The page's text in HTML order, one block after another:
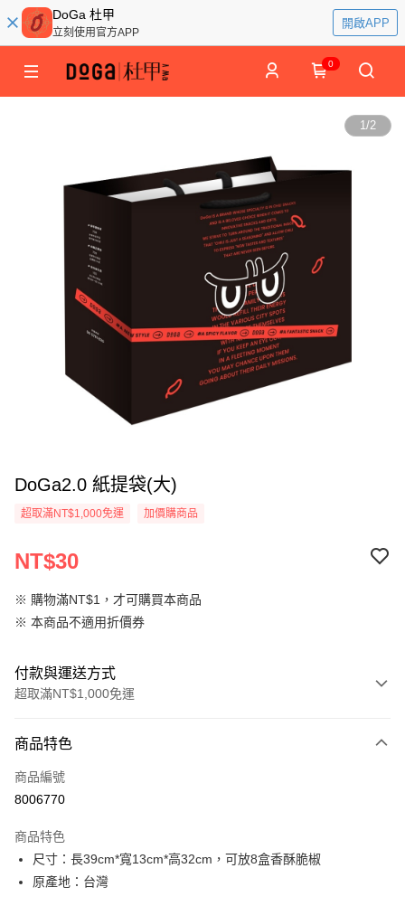
DoGa 杜甲
立刻使用官方APP
開啟APP
0
1/2
DoGa2.0 紙提袋(大)
超取滿NT$1,000免運 加價購商品
NT$30
※ 購物滿NT$1，才可購買本商品
※ 本商品不適用折價券
付款與運送方式
超取滿NT$1,000免運
信用卡一次付款
超商取貨付款
Apple Pay
悠遊付
商品特色
商品編號
8006770
商品特色
尺寸：長39cm*寬13cm*高32cm，可放8盒香酥脆椒
原產地：台灣